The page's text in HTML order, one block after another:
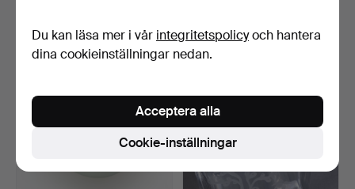
Du kan läsa mer i vår integritetspolicyoch hantera
dina cookieinställningar nedan.
Cookie-inställningar
Acceptera alla